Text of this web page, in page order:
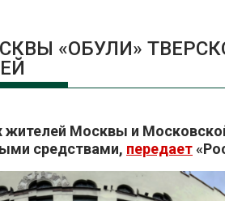
«ОБУЛИ»
жителей Москвы и
средствами, передает